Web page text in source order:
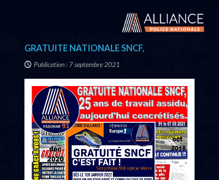
GRATUITE NATIONALE SNCF,
Publication : 7 septembre 2021